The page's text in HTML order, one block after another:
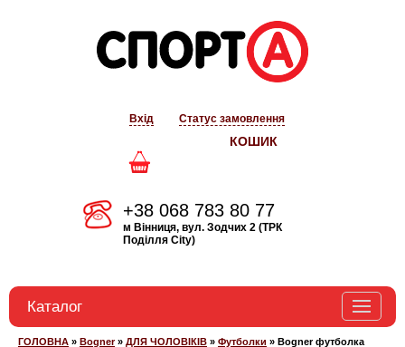
Вхід Статус замовлення
КОШИК
+38 068 783 80 77
м Вінниця, вул. Зодчих 2 (ТРК
Поділля City)
Каталог
ГОЛОВНА » Bogner» ДЛЯ ЧОЛОВІКІВ » Футболки » Bogner футболка